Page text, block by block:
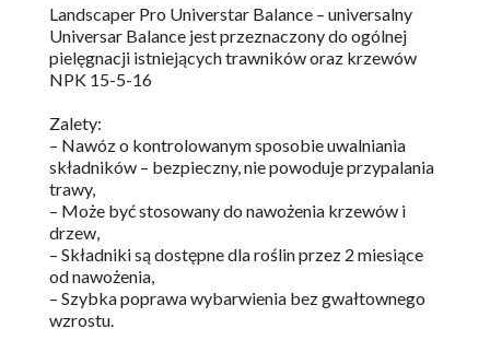
Landscaper Pro Universtar Balance – universalny
Universar Balance jest przeznaczony do ogólnej
pielęgnacji istniejących trawników oraz krzewów
NPK 15-5-16
Zalety:
– Nawóz o kontrolowanym sposobie uwalniania
składników – bezpieczny, nie powoduje przypalania
trawy,
– Może być stosowany do nawożenia krzewów i
drzew,
– Składniki są dostępne dla roślin przez 2 miesiące
od nawożenia,
– Szybka poprawa wybarwienia bez gwałtownego
wzrostu.